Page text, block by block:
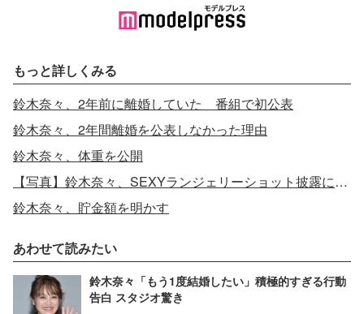
もっと詳しくみる
鈴木奈々、2年前に離婚していた 番組で初公表
鈴木奈々、2年間離婚を公表しなかった理由
鈴木奈々、体重を公開
【写真】鈴木奈々、SEXYランジェリーショット披露に反響殺到
鈴木奈々、貯金額を明かす
あわせて読みたい
鈴木奈々「もう1度結婚したい」積極的すぎる行動
告白 スタジオ驚き